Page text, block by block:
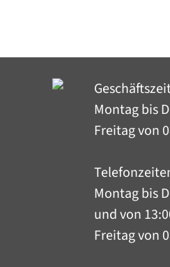
Montag bis
Freitag von
Montag bis
und von
Freitag von